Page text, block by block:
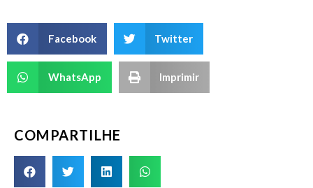
Facebook Twitter
WhatsApp Imprimir
COMPARTILHE